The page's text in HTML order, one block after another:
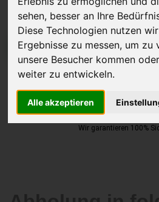
sehen, besser an Ihre
Diese Technologien nutzen
Ergebnisse zu messen, um zu
unsere Besucher kommen
weiter zu entwickeln.
Alle akzeptieren
JETZT KOSTENLOSE
Kostenloses Angebotfür den Ankauf
Abholung, auf Wunsch sofort Geld. Ihre
Wir garantieren 100%